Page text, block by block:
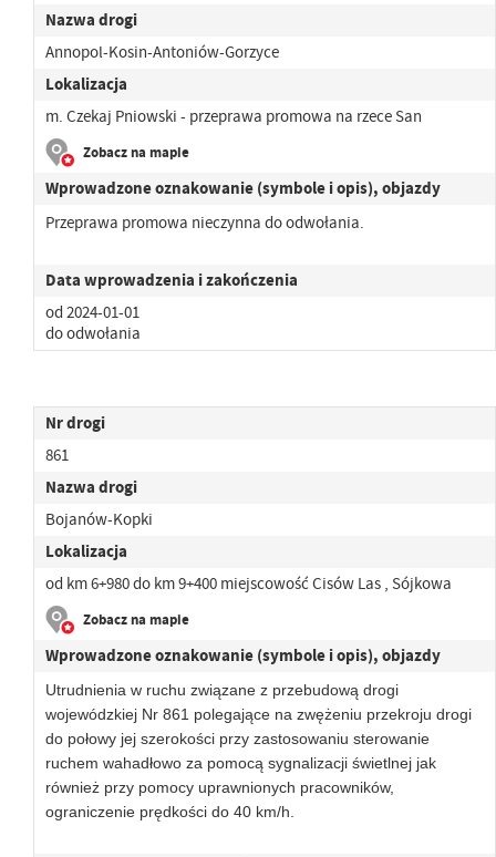
Nazwa drogi
Annopol-Kosin-Antoniów-Gorzyce
Lokalizacja
m. Czekaj Pniowski - przeprawa promowa na rzece San
Zobacz na mapie
Wprowadzone oznakowanie (symbole i opis), objazdy
Przeprawa promowa nieczynna do odwołania.
Data wprowadzenia i zakończenia
od 2024-01-01
do odwołania
Nr drogi
861
Nazwa drogi
Bojanów-Kopki
Lokalizacja
od km 6+980 do km 9+400 miejscowość Cisów Las , Sójkowa
Zobacz na mapie
Wprowadzone oznakowanie (symbole i opis), objazdy
Utrudnienia w ruchu związane z przebudową drogi
wojewódzkiej Nr 861 polegające na zwężeniu przekroju drogi
do połowy jej szerokości przy zastosowaniu sterowanie
ruchem wahadłowo za pomocą sygnalizacji świetlnej jak
również przy pomocy uprawnionych pracowników,
ograniczenie prędkości do 40 km/h.